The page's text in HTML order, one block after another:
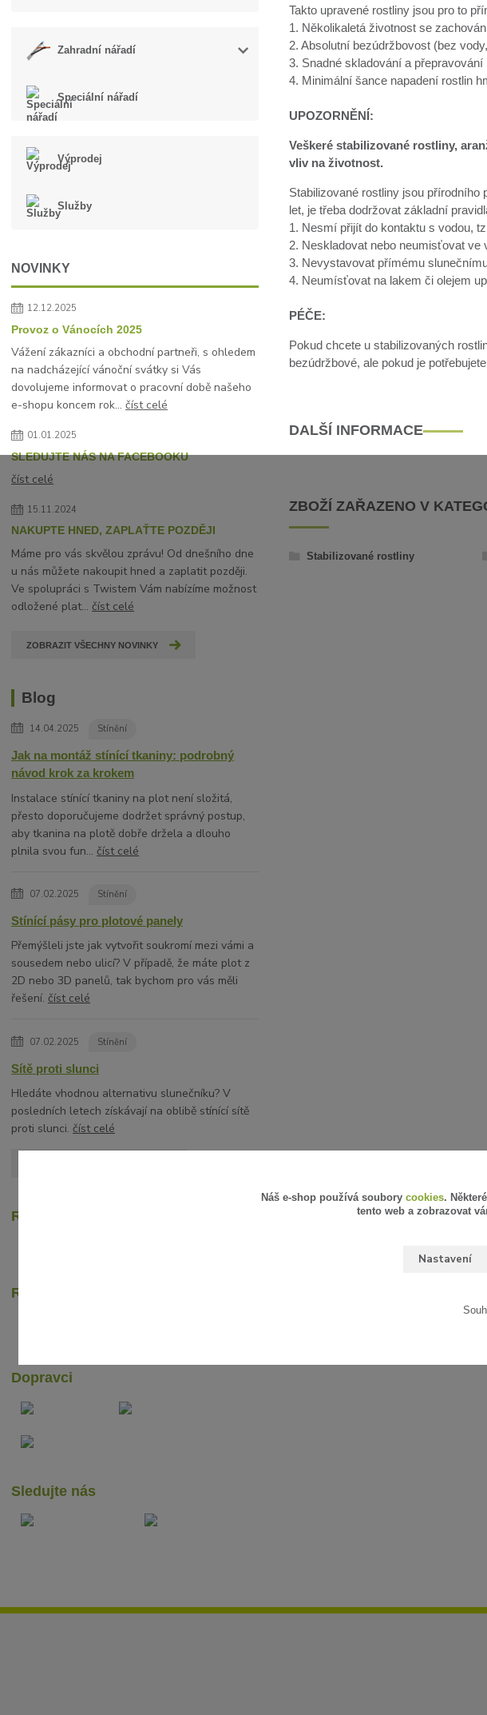
Zahradní nářadí
Speciální nářadí
Výprodej
Služby
NOVINKY
12.12.2025
Provoz o Vánocích 2025
Vážení zákazníci a obchodní partneři, s ohledem
na nadcházející vánoční svátky si Vás
dovolujeme informovat o pracovní době našeho
e-shopu koncem rok...číst celé
01.01.2025
SLEDUJTE NÁS NA FACEBOOKU
číst celé
15.11.2024
NAKUPTE HNED, ZAPLAŤTE POZDĚJI
Máme pro vás skvělou zprávu! Od dnešního dne
u nás můžete nakoupit hned a zaplatit později.
Ve spolupráci s Twistem Vám nabízíme možnost
odložené plat...číst celé
ZOBRAZIT VŠECHNY NOVINKY
Blog
14.04.2025 Stínění
Jak na montáž stínící tkaniny: podrobný
návod krok za krokem
Instalace stínící tkaniny na plot není složitá,
přesto doporučujeme dodržet správný postup,
aby tkanina na plotě dobře držela a dlouho
plnila svou fun...číst celé
07.02.2025 Stínění
Stínící pásy pro plotové panely
Přemýšleli jste jak vytvořit soukromí mezi vámi a
sousedem nebo ulicí? V případě, že máte plot z
2D nebo 3D panelů, tak bychom pro vás měli
řešení.číst celé
07.02.2025 Stínění
Sítě proti slunci
Hledáte vhodnou alternativu slunečníku? V
posledních letech získávají na oblibě stínící sítě
proti slunci.číst celé
Recenze zákazníků
Rychlé online platby
Dopravci
Sledujte nás
Takto upravené rostliny jsou pro to
1. Několikaletá životnost se
2. Absolutní bezúdržbovost (bez
3. Snadné skladování a přepravování
4. Minimální šance napadení rostlin
UPOZORNĚNÍ:
Veškeré stabilizované rostliny,
vliv na životnost.
Stabilizované rostliny jsou
let, je třeba dodržovat základní
1. Nesmí přijít do kontaktu s vodou,
2. Neskladovat nebo neumisťovat ve
3. Nevystavovat přímému
4. Neumísťovat na lakem či olejem
PÉČE:
Pokud chcete u stabilizovaných
bezúdržbové, ale pokud je
DALŠÍ INFORMACE
ZBOŽÍ ZAŘAZENO V
Stabilizované rostliny
Náš e-shop používá soubory cookies.
tento web a zobrazovat
Nastavení